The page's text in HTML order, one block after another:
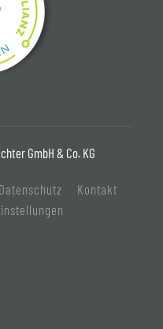
GmbH & Co. KG
Datenschutz
Kontakt